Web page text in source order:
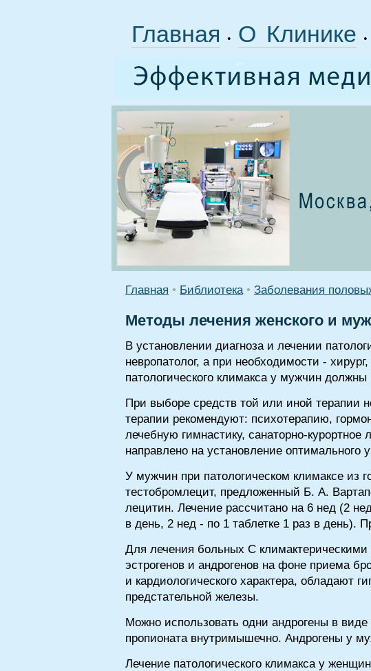
Главная • О Клинике •
Главная • Библиотека • Заболевания
Методы лечения женского и
В установлении диагноза и лечении
невропатолог, а при необходимости -
патологического климакса у мужчин должны
При выборе средств той или иной терапии
терапии рекомендуют: психотерапию,
лечебную гимнастику, санаторно-
направлено на установление оптимального
У мужчин при патологическом климаксе из
тестобромлецит, предложенный Б. А.
лецитин. Лечение рассчитано на 6 нед (2
в день, 2 нед - по 1 таблетке 1 раз в день).
Для лечения больных С
эстрогенов и андрогенов на фоне приема
и кардиологического характера, обладают
предстательной железы.
Можно использовать одни андрогены в
пропионата внутримышечно. Андрогены у
Лечение патологического климакса у